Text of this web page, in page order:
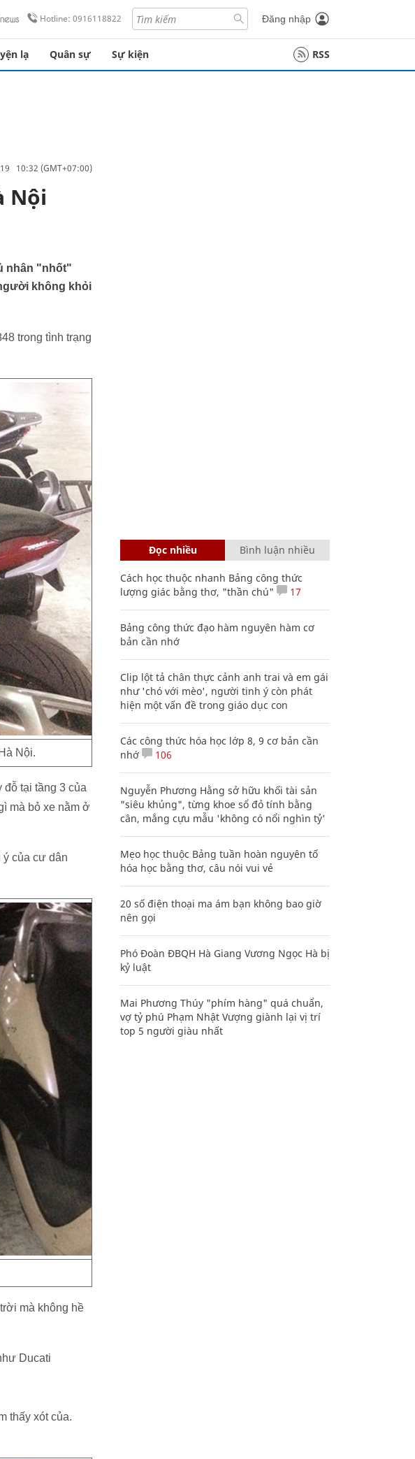
Hotline: 0916118822 Đăng nhập
lạ Quân sự Sự kiện RSS
10:32 (GMT+07:00)
Nội
nhân "nhốt"
không khỏi
trong tình trạng
Nội.
tại tầng 3 của
mà bỏ xe nằm ở
ý của cư dân
mà không hề
Ducati
thấy xót của.
Đọc nhiều Bình luận nhiều
Cách học thuộc nhanh Bảng công thức
lượng giác bằng thơ, "thần chú"
17
Bảng công thức đạo hàm nguyên hàm cơ
bản cần nhớ
Clip lột tả chân thực cảnh anh trai và em gái
như 'chó với mèo', người tinh ý còn phát
hiện một vấn đề trong giáo dục con
Các công thức hóa học lớp 8, 9 cơ bản cần
nhớ
106
Nguyễn Phương Hằng sở hữu khối tài sản
"siêu khủng", từng khoe sổ đỏ tính bằng
cân, mắng cựu mẫu 'không có nổi nghìn tỷ'
Mẹo học thuộc Bảng tuần hoàn nguyên tố
hóa học bằng thơ, câu nói vui vẻ
20 số điện thoại ma ám bạn không bao giờ
nên gọi
Phó Đoàn ĐBQH Hà Giang Vương Ngọc Hà bị
kỷ luật
Mai Phương Thúy "phím hàng" quá chuẩn,
vợ tỷ phú Phạm Nhật Vượng giành lại vị trí
top 5 người giàu nhất